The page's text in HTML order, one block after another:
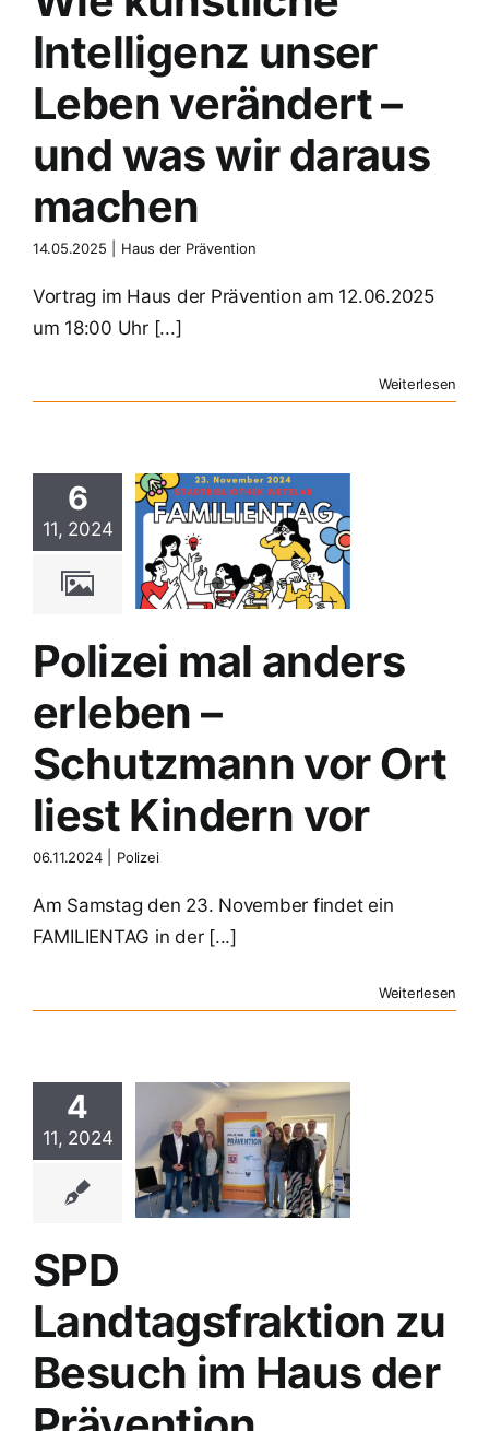
Intelligenz unser
Leben verändert –
und was wir daraus
machen
14.05.2025 Haus der Prävention
Vortrag im Haus der Prävention am 12.06.2025
um 18:00 Uhr [...]
Weiterlesen
6
11, 2024
mal
erleben
liest
Polizei mal anders
erleben –
Schutzmann vor Ort
liest Kindern vor
06.11.2024 Polizei
Am Samstag den 23. November findet ein
FAMILIENTAG in der [...]
Weiterlesen
4
11, 2024
im
der
SPD
Landtagsfraktion zu
Besuch im Haus der